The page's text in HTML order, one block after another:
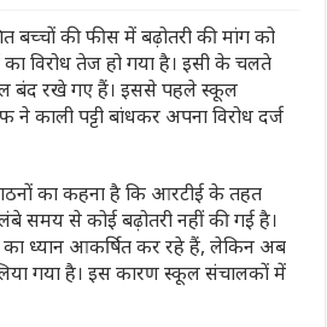
बच्चों की फीस में बढ़ोतरी की मांग को
विरोध तेज हो गया है। इसी के चलते
बंद रखे गए हैं। इससे पहले स्कूल
काली पट्टी बांधकर अपना विरोध दर्ज
का कहना है कि आरटीई के तहत
में लंबे समय से कोई बढ़ोतरी नहीं की गई है।
ध्यान आकर्षित कर रहे हैं, लेकिन अब
गया है। इस कारण स्कूल संचालकों में